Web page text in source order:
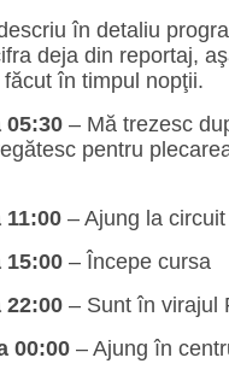
în detaliu
deja din reportaj,
în timpul nopţii.
05:30 – Mă trezesc
pentru
– Ajung la circuit
15:00 – Începe cursa
22:00 – Sunt în virajul
00:00 – Ajung în